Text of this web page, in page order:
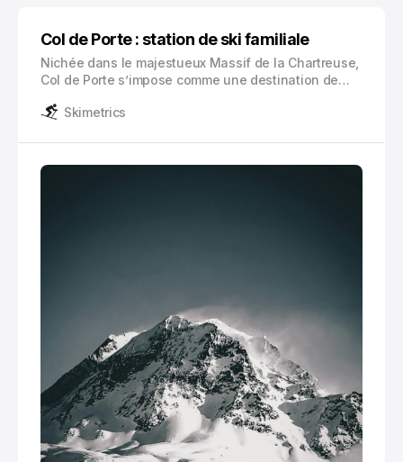
Col de Porte : station de ski familiale
Nichée dans le majestueux Massif de la Chartreuse,
Col de Porte s’impose comme une destination de
station de ski à taille humaine, située à une altitude
Skimetrics